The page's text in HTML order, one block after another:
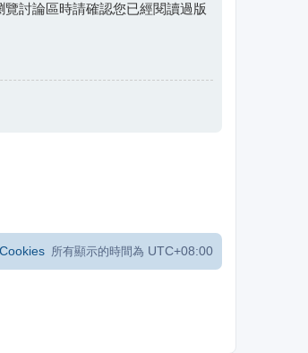
討論區時請確認您已經閱讀過版
所有顯示的時間為 UTC+08:00